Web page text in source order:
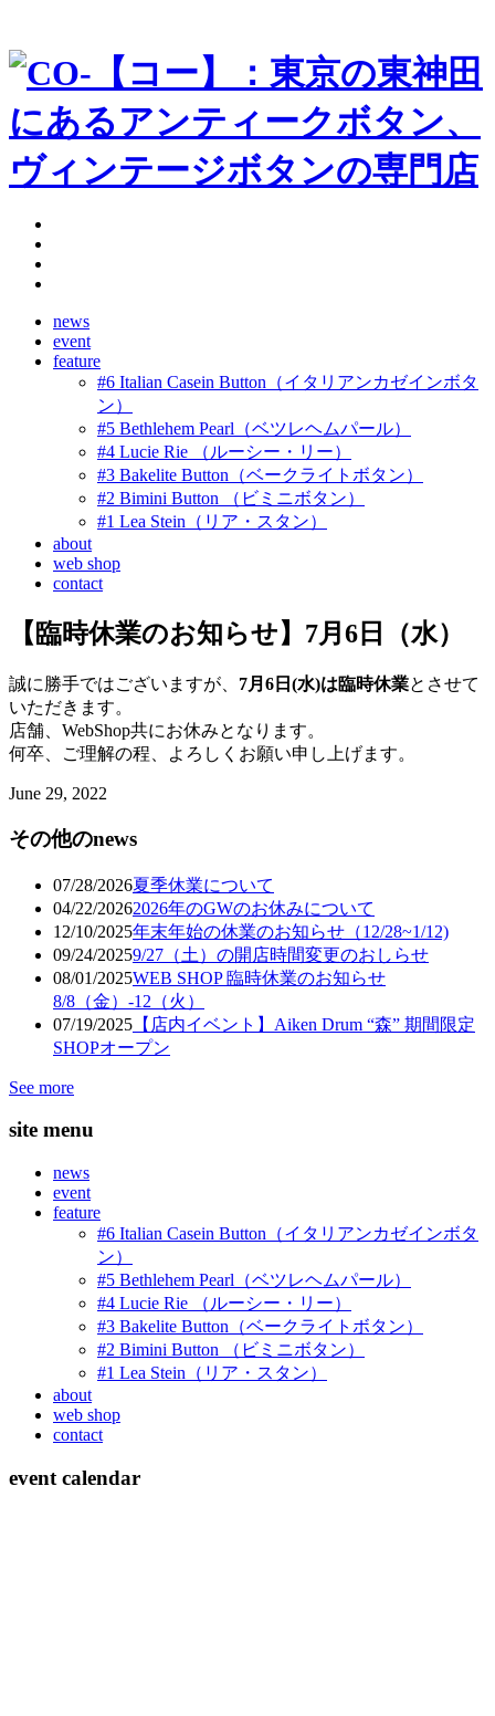
news
event
feature
#6 Italian Casein Button（イタリアンカゼインボタ
ン）
#5 Bethlehem Pearl（ベツレヘムパール）
#4 Lucie Rie （ルーシー・リー）
#3 Bakelite Button（ベークライトボタン）
#2 Bimini Button （ビミニボタン）
#1 Lea Stein（リア・スタン）
about
web shop
contact
【臨時休業のお知らせ】7月6日（水）
誠に勝手ではございますが、 7月6日(水)は臨時休業とさせて
いただきます。
店舗、WebShop共にお休みとなります。
何卒、ご理解の程、よろしくお願い申し上げます。
June 29, 2022
その他のnews
07/28/2026夏季休業について
04/22/20262026年のGWのお休みについて
12/10/2025年末年始の休業のお知らせ（12/28~1/12)
09/24/20259/27（土）の開店時間変更のおしらせ
08/01/2025WEB SHOP 臨時休業のお知らせ
8/8（金）-12（火）
07/19/2025 【店内イベント】Aiken Drum “森” 期間限定
SHOPオープン
See more
site menu
news
event
feature
#6 Italian Casein Button（イタリアンカゼインボタ
ン）
#5 Bethlehem Pearl（ベツレヘムパール）
#4 Lucie Rie （ルーシー・リー）
#3 Bakelite Button（ベークライトボタン）
#2 Bimini Button （ビミニボタン）
#1 Lea Stein（リア・スタン）
about
web shop
contact
event calendar